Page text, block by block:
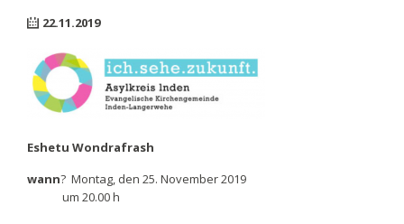
22.11.2019
Eshetu Wondrafrash
wann? Montag, den 25. November 2019
um 20.00 h